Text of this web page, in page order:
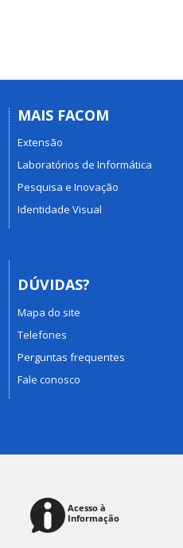
MAIS FACOM
Extensão
Laboratórios de Informática
Pesquisa e Inovação
Identidade Visual
DÚVIDAS?
Mapa do site
Telefones
Perguntas frequentes
Fale conosco